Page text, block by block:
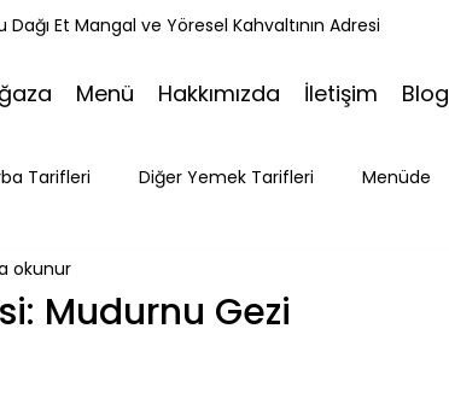
Dağı Et Mangal ve Yöresel Kahvaltının Adresi
Menü Hakkımızda İletişim Blog
Tarifleri Diğer Yemek Tarifleri Menüde
Tarifleri
Mudurnu Gezi
okunur